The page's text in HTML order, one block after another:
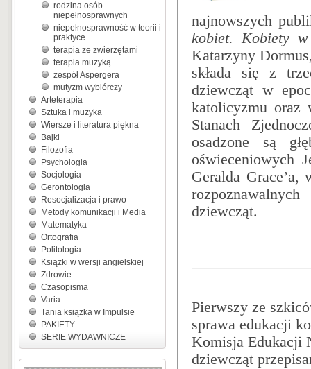
rodzina osób
niepełnosprawnych
niepełnosprawność w teorii i
praktyce
terapia ze zwierzętami
terapia muzyką
zespół Aspergera
mutyzm wybiórczy
Arteterapia
Sztuka i muzyka
Wiersze i literatura piękna
Bajki
Filozofia
Psychologia
Socjologia
Gerontologia
Resocjalizacja i prawo
Metody komunikacji i Media
Matematyka
Ortografia
Politologia
Książki w wersji angielskiej
Zdrowie
Czasopisma
Varia
Tania książka w Impulsie
PAKIETY
SERIE WYDAWNICZE
najnowszych
kobiet. Kobiety w
Katarzyny
składa się z
dziewcząt w
katolicyzmu oraz
Stanach
osadzone są
oświeceniowych
Geralda
dziewcząt.
Pierwszy ze
sprawa edukacji
Komisja Edukacji
dziewcząt